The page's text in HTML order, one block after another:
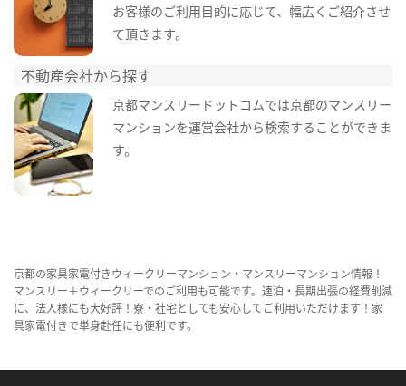
お客様のご利用目的に応じて、幅広くご紹介させ
て頂きます。
不動産会社から探す
京都マンスリードットコムでは京都のマンスリー
マンションを運営会社から検索することができま
す。
京都の家具家電付きウィークリーマンション・マンスリーマンション情報！
マンスリー＋ウィークリーでのご利用も可能です。連泊・長期出張の経費削減
に、法人様にも大好評！寮・社宅としても安心してご利用いただけます！家
具家電付きで単身赴任にも便利です。